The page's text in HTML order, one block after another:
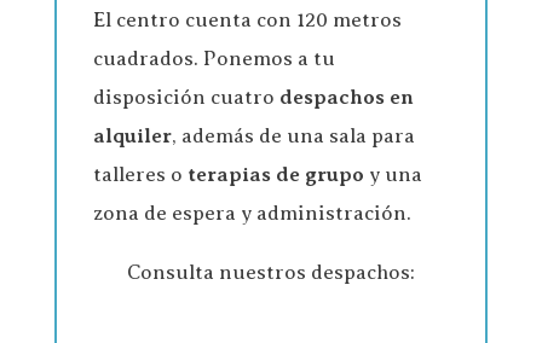
El centro cuenta con 120 metros
cuadrados. Ponemos a tu
disposición cuatro despachos en
alquiler, además de una sala para
talleres o terapias de grupo y una
zona de espera y administración.
Consulta nuestros despachos: